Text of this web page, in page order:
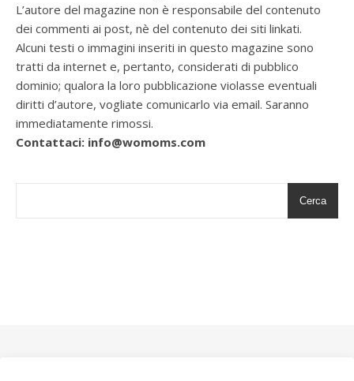
L’autore del magazine non è responsabile del contenuto
dei commenti ai post, nè del contenuto dei siti linkati.
Alcuni testi o immagini inseriti in questo magazine sono
tratti da internet e, pertanto, considerati di pubblico
dominio; qualora la loro pubblicazione violasse eventuali
diritti d’autore, vogliate comunicarlo via email. Saranno
immediatamente rimossi.
Contattaci: info@womoms.com
Cerca